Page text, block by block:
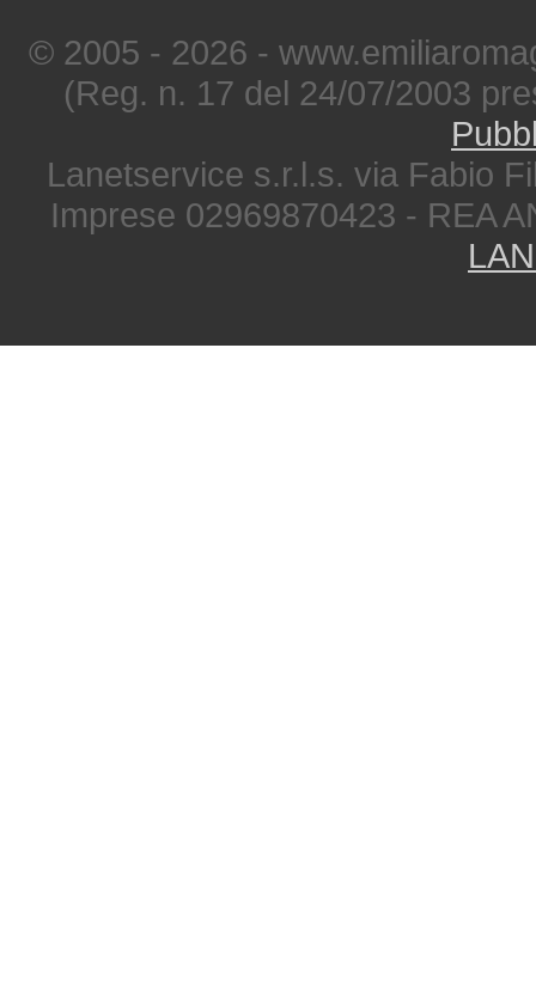
© 2005 - 2026 -
(Reg. n. 17 del 24/07/2003
Lanetservice s.r.l.s. via Fabio
Imprese 02969870423 - REA